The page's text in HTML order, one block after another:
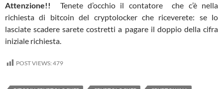
Attenzione!!
Tenete d’occhio il contatore che c’è nella
richiesta di bitcoin del cryptolocker che riceverete: se lo
lasciate scadere sarete costretti a pagare il doppio della cifra
iniziale richiesta.
POST VIEWS: 479